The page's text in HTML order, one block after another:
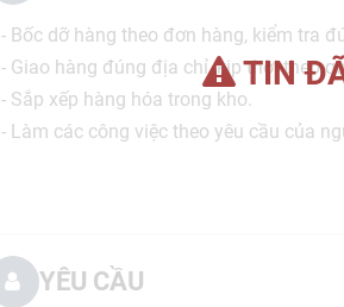
TIN
- Bốc dỡ hàng theo đơn hàng, kiểm tra
- Giao hàng đúng địa chỉ, kịp thời theo
- Sắp xếp hàng hóa trong kho.
- Làm các công việc theo yêu cầu của
YÊU CẦU